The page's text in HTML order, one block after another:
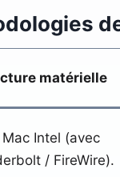
matérielle
Intel (avec
/ FireWire).